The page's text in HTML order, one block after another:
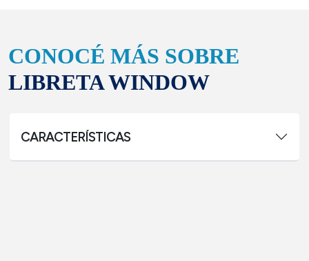
CONOCÉ MÁS SOBRE
LIBRETA WINDOW
CARACTERÍSTICAS